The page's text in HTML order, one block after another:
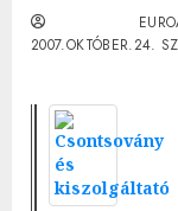
2007.OKTÓBER.24.